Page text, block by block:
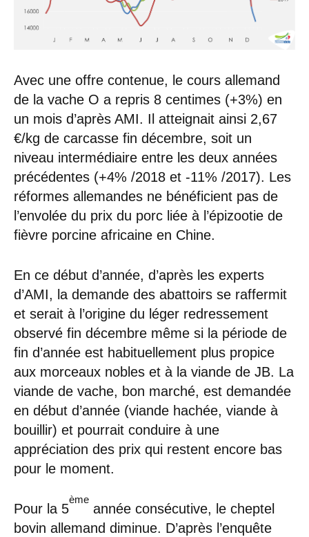
Avec une offre contenue, le cours allemand
de la vache O a repris 8 centimes (+3%) en
un mois d’après AMI. Il atteignait ainsi 2,67
€/kg de carcasse fin décembre, soit un
niveau intermédiaire entre les deux années
précédentes (+4% /2018 et -11% /2017). Les
réformes allemandes ne bénéficient pas de
l’envolée du prix du porc liée à l’épizootie de
fièvre porcine africaine en Chine.
En ce début d’année, d’après les experts
d’AMI, la demande des abattoirs se raffermit
et serait à l’origine du léger redressement
observé fin décembre même si la période de
fin d’année est habituellement plus propice
aux morceaux nobles et à la viande de JB. La
viande de vache, bon marché, est demandée
en début d’année (viande hachée, viande à
bouillir) et pourrait conduire à une
appréciation des prix qui restent encore bas
pour le moment.
Pour la 5
ème
année consécutive, le cheptel
bovin allemand diminue. D’après l’enquête